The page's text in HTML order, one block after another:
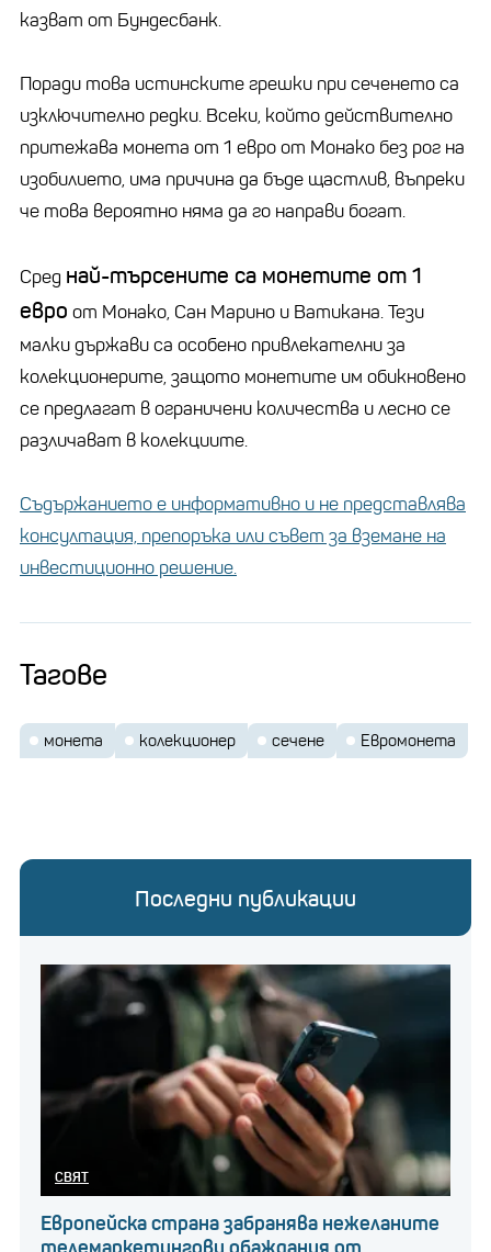
казват от Бундесбанк.
Поради това истинските грешки при сеченето са
изключително редки. Всеки, който действително
притежава монета от 1 евро от Монако без рог на
изобилието, има причина да бъде щастлив, въпреки
че това вероятно няма да го направи богат.
Сред най-търсените са монетите от 1
евро от Монако, Сан Марино и Ватикана. Тези
малки държави са особено привлекателни за
колекционерите, защото монетите им обикновено
се предлагат в ограничени количества и лесно се
различават в колекциите.
Съдържанието е информативно и не представлява
консултация, препоръка или съвет за вземане на
инвестиционно решение.
Тагове
монета колекционер сечене Евромонета
Последни публикации
СВЯТ
Европейска страна забранява нежеланите
телемаркетингови обаждания от